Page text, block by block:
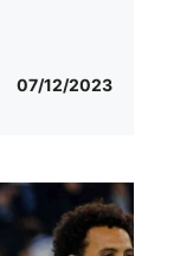
07/12/2023